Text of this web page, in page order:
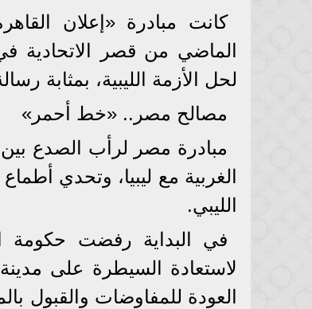
كانت مبادرة «إعلان
الماضي من قصر الاتحادية
لحل الأزمة الليبية، بمثابة
مصالح مصر.. «خط أحمر»
مبادرة مصر لرأب الصدع بين
الغربية مع ليبيا، وتحدي
الليبي.
في البداية رفضت حكومة
العودة للمفاوضات والقبول